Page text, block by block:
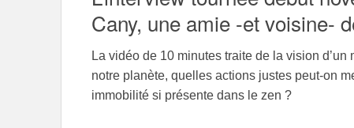
Cany, une amie -et voisine-
La vidéo de 10 minutes traite de la vision
notre planète, quelles actions justes peut-on
immobilité si présente dans le zen ?